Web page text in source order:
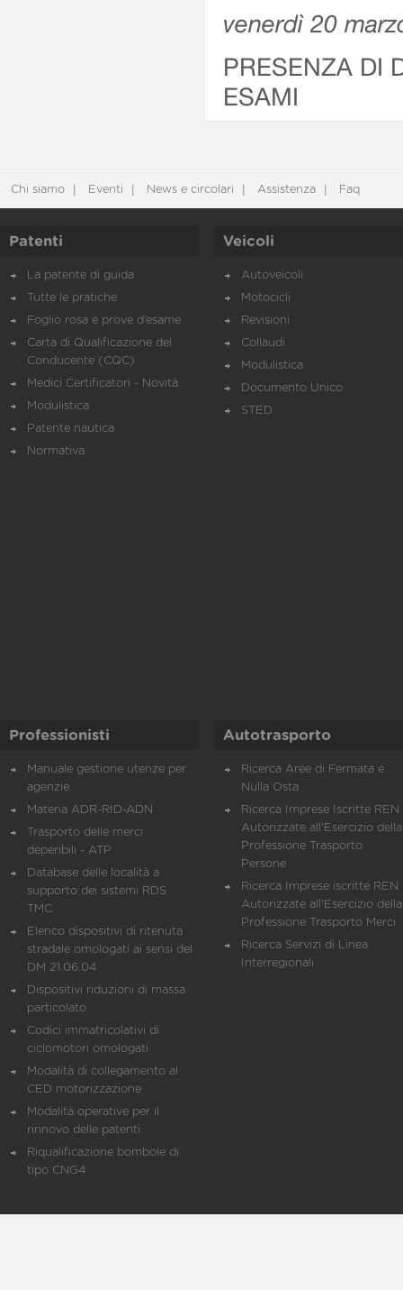
venerdì 20
PRESENZA DI
ESAMI
Chi siamo Eventi News e circolari Assistenza Faq
Patenti
La patente di guida
Tutte le pratiche
Foglio rosa e prove d’esame
Carta di Qualificazione del
Conducente (CQC)
Medici Certificatori - Novità
Modulistica
Patente nautica
Normativa
Veicoli
Autoveicoli
Motocicli
Revisioni
Collaudi
Modulistica
Documento Unico
STED
Professionisti
Manuale gestione utenze per
agenzie
Materia ADR-RID-ADN
Trasporto delle merci
deperibili - ATP
Database delle località a
supporto dei sistemi RDS
TMC
Elenco dispositivi di ritenuta
stradale omologati ai sensi del
DM 21.06.04
Dispositivi riduzioni di massa
particolato
Codici immatricolativi di
ciclomotori omologati
Modalità di collegamento al
CED motorizzazione
Modalità operative per il
rinnovo delle patenti
Riqualificazione bombole di
tipo CNG4
Autotrasporto
Ricerca Aree di Fermata e
Nulla Osta
Ricerca Imprese Iscritte REN
Autorizzate all'Esercizio della
Professione Trasporto
Persone
Ricerca Imprese iscritte REN
Autorizzate all'Esercizio della
Professione Trasporto Merci
Ricerca Servizi di Linea
Interregionali